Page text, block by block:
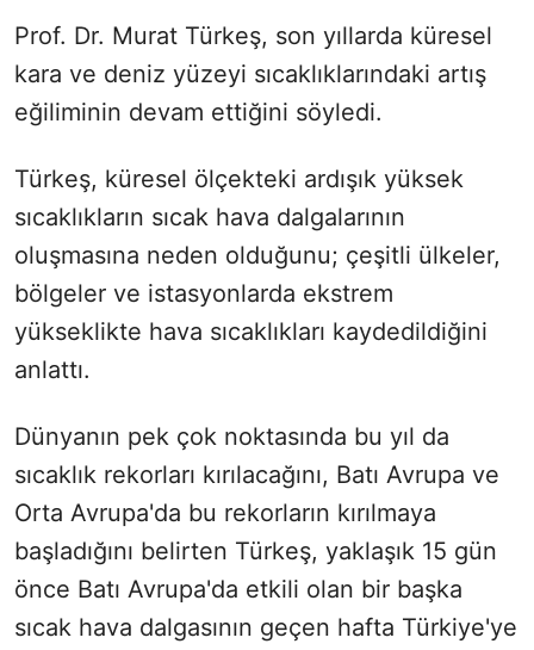
Prof. Dr. Murat Türkeş, son yıllarda küresel
kara ve deniz yüzeyi sıcaklıklarındaki artış
eğiliminin devam ettiğini söyledi.
Türkeş, küresel ölçekteki ardışık yüksek
sıcaklıkların sıcak hava dalgalarının
oluşmasına neden olduğunu; çeşitli ülkeler,
bölgeler ve istasyonlarda ekstrem
yükseklikte hava sıcaklıkları kaydedildiğini
anlattı.
Dünyanın pek çok noktasında bu yıl da
sıcaklık rekorları kırılacağını, Batı Avrupa ve
Orta Avrupa'da bu rekorların kırılmaya
başladığını belirten Türkeş, yaklaşık 15 gün
önce Batı Avrupa'da etkili olan bir başka
sıcak hava dalgasının geçen hafta Türkiye'ye